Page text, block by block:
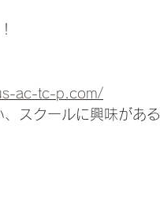
ac-tc-p.com/
、スクールに興味があ